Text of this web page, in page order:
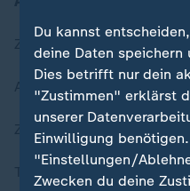
Zuletzt veröffentlicht
Aktuelle Sendungs-Videos
ZDFheute Stories
Themen im Überblick
Du kannst
deine Daten
Dies betrifft nur dein
"Zustimmen" erklärst
unserer
Einwilligung
"Einstellungen/
Zwecken du deine